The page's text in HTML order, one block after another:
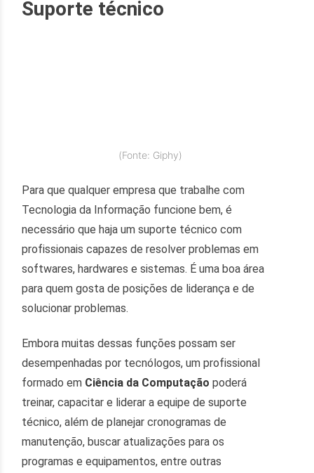
Suporte técnico
(Fonte: Giphy)
Para que qualquer empresa que trabalhe com
Tecnologia da Informação funcione bem, é
necessário que haja um suporte técnico com
profissionais capazes de resolver problemas em
softwares, hardwares e sistemas. É uma boa área
para quem gosta de posições de liderança e de
solucionar problemas.
Embora muitas dessas funções possam ser
desempenhadas por tecnólogos, um profissional
formado em Ciência da Computação poderá
treinar, capacitar e liderar a equipe de suporte
técnico, além de planejar cronogramas de
manutenção, buscar atualizações para os
programas e equipamentos, entre outras